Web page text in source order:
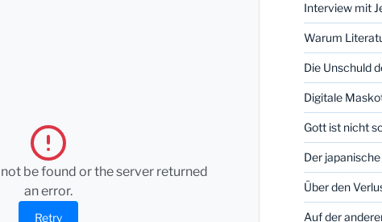
be found or the server returned
an error.
Retry
Interview mit
Warum
Die Unschuld
Digitale
Gott ist nicht
Der
Über den
Auf der